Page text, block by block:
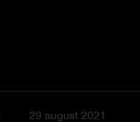
29 august 2021